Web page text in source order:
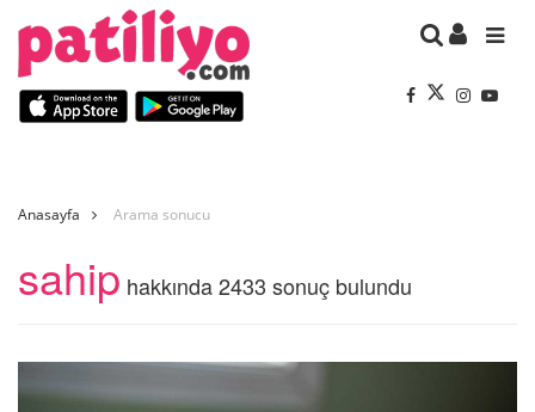
Anasayfa Arama sonucu
sahip hakkında 2433 sonuç bulundu